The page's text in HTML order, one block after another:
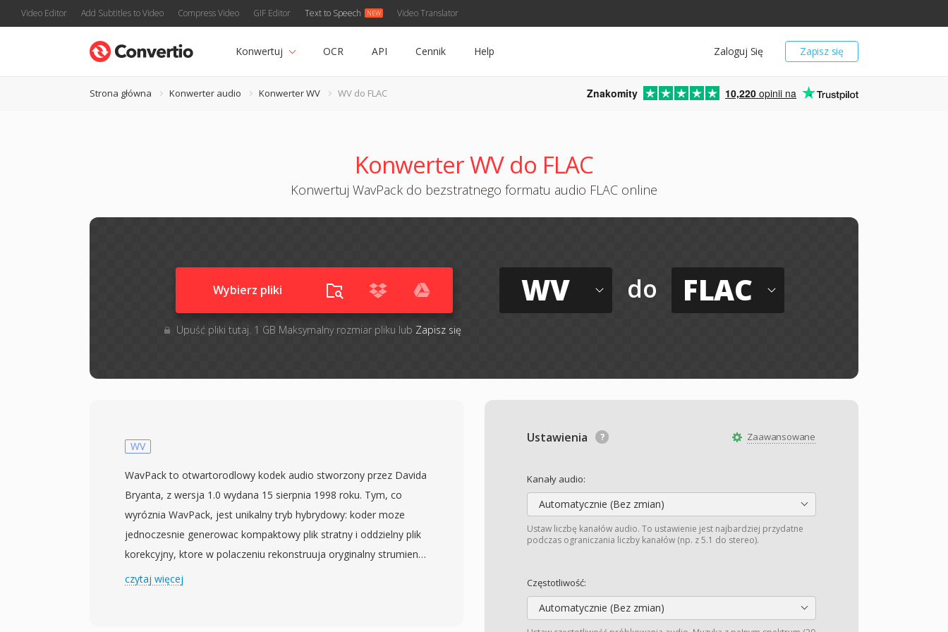
Video Editor Add Subtitles to Video Compress Video GIF Editor Text to Speech Video Translator
Zapisz się
Zaloguj Się
Konwertuj OCR API Cennik Help
Strona główna Konwerter audio Konwerter WV WV do FLAC Znakomity 10,220 opinii na
Konwerter WV do FLAC
Konwertuj WavPack do bezstratnego formatu audio FLAC online
Wybierz pliki
Upuść pliki tutaj. 1 GB Maksymalny rozmiar pliku lub Zapisz się
WV do FLAC
Zaawansowane
Ustawienia
Kanały audio:
Automatycznie (Bez zmian)
Ustaw liczbę kanałów audio. To ustawienie jest najbardziej przydatne
podczas ograniczania liczby kanałów (np. z 5.1 do stereo).
Częstotliwość:
Automatycznie (Bez zmian)
WV
WavPack to otwartorodlowy kodek audio stworzony przez Davida
Bryanta, z wersja 1.0 wydana 15 sierpnia 1998 roku. Tym, co
wyróznia WavPack, jest unikalny tryb hybrydowy: koder moze
jednoczesnie generowac kompaktowy plik stratny i oddzielny plik
korekcyjny, ktore w polaczeniu rekonstruuja oryginalny strumien
PCM bit-po-bicie. Uzytkownicy potrzebujacy przenosnosci
czytaj więcej